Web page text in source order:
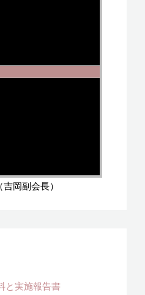
岡副会長）
と実施報告書